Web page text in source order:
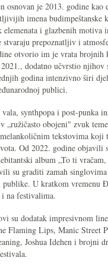
osnovan je 2013. godine kao
imena budimpeštanske
i glazbenih motiva
prepoznatljiv i
otvorio im je vrata brojnih
dodatno učvrstio njihov
godina intenzivno širi
publici.
synthpopa i post-punka
„ružičasto obojeni" zvuk
tekstovima koji
Od 2022. godine objavili
album „To ti
su graditi zamah
U kratkom vremenu
na festivalima.
su dodatak impresivnom
Lips, Manic Street
Joshua Idehen i brojni